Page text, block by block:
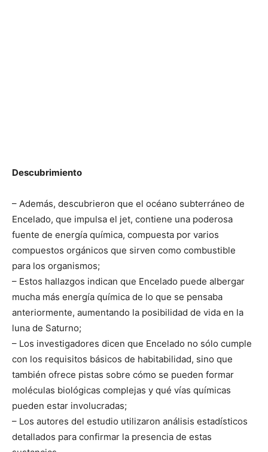
Descubrimiento
– Además, descubrieron que el océano subterráneo de
Encelado, que impulsa el jet, contiene una poderosa
fuente de energía química, compuesta por varios
compuestos orgánicos que sirven como combustible
para los organismos;
– Estos hallazgos indican que Encelado puede albergar
mucha más energía química de lo que se pensaba
anteriormente, aumentando la posibilidad de vida en la
luna de Saturno;
– Los investigadores dicen que Encelado no sólo cumple
con los requisitos básicos de habitabilidad, sino que
también ofrece pistas sobre cómo se pueden formar
moléculas biológicas complejas y qué vías químicas
pueden estar involucradas;
– Los autores del estudio utilizaron análisis estadísticos
detallados para confirmar la presencia de estas